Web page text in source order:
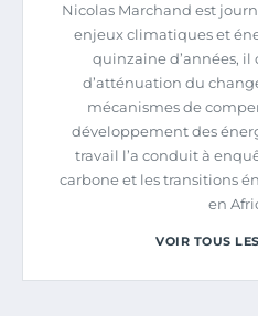
Nicolas Marchand est
enjeux climatiques et
quinzaine d’années,
d’atténuation du
mécanismes de
développement des
travail l’a conduit à
carbone et les transitions
en
VOIR TOUS